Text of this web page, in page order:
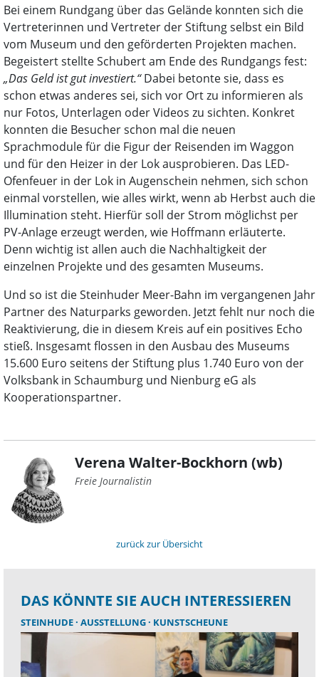
Bei einem Rundgang über das Gelände konnten sich die
Vertreterinnen und Vertreter der Stiftung selbst ein Bild
vom Museum und den geförderten Projekten machen.
Begeistert stellte Schubert am Ende des Rundgangs fest:
„Das Geld ist gut investiert.“Dabei betonte sie, dass es
schon etwas anderes sei, sich vor Ort zu informieren als
nur Fotos, Unterlagen oder Videos zu sichten. Konkret
konnten die Besucher schon mal die neuen
Sprachmodule für die Figur der Reisenden im Waggon
und für den Heizer in der Lok ausprobieren. Das LED-
Ofenfeuer in der Lok in Augenschein nehmen, sich schon
einmal vorstellen, wie alles wirkt, wenn ab Herbst auch die
Illumination steht. Hierfür soll der Strom möglichst per
PV-Anlage erzeugt werden, wie Hoffmann erläuterte.
Denn wichtig ist allen auch die Nachhaltigkeit der
einzelnen Projekte und des gesamten Museums.
Und so ist die Steinhuder Meer-Bahn im vergangenen Jahr
Partner des Naturparks geworden. Jetzt fehlt nur noch die
Reaktivierung, die in diesem Kreis auf ein positives Echo
stieß. Insgesamt flossen in den Ausbau des Museums
15.600 Euro seitens der Stiftung plus 1.740 Euro von der
Volksbank in Schaumburg und Nienburg eG als
Kooperationspartner.
Verena Walter-Bockhorn (wb)
Freie Journalistin
zurück zur Übersicht
DAS KÖNNTE SIE AUCH INTERESSIEREN
STEINHUDE AUSSTELLUNG KUNSTSCHEUNE